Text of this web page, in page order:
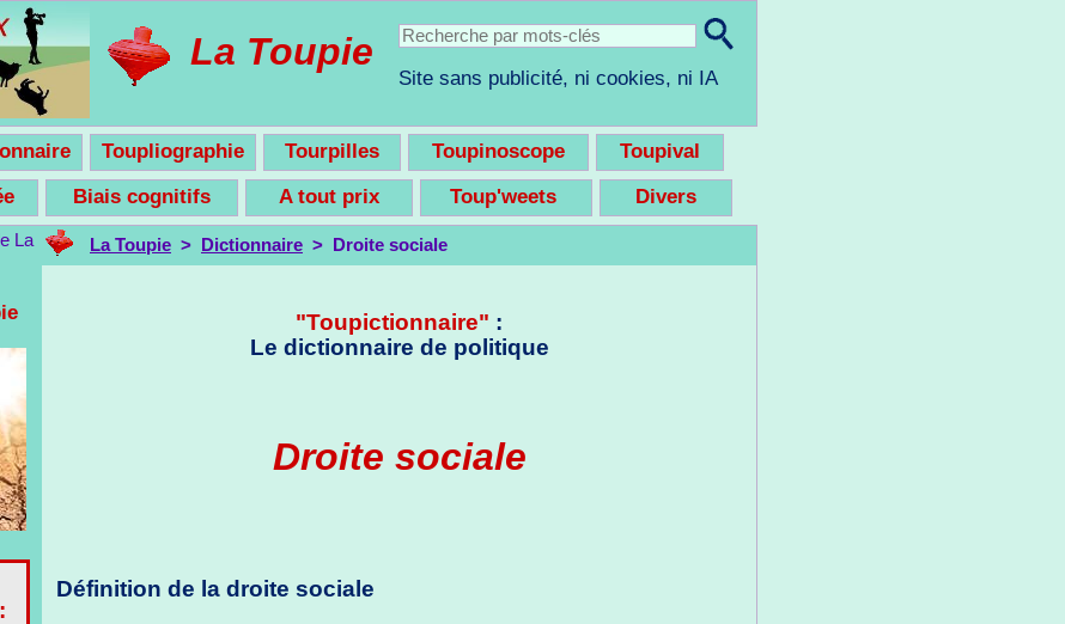
La Toupie
Site sans publicité, ni cookies, ni IA
Toupliographie Tourpilles Toupinoscope
Toupival
Biais cognitifs A tout prix Toup'weets Divers
La Toupie > Dictionnaire > Droite sociale
"Toupictionnaire" :
Le dictionnaire de politique
Droite sociale
Définition de la droite sociale